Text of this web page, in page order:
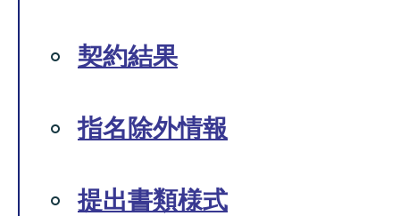
契約結果
指名除外情報
提出書類様式